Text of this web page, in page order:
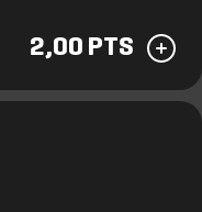
2,00 PTS